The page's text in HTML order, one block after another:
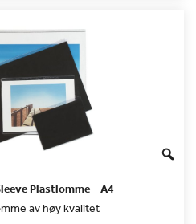
Plastlomme – A4
av høy kvalitet